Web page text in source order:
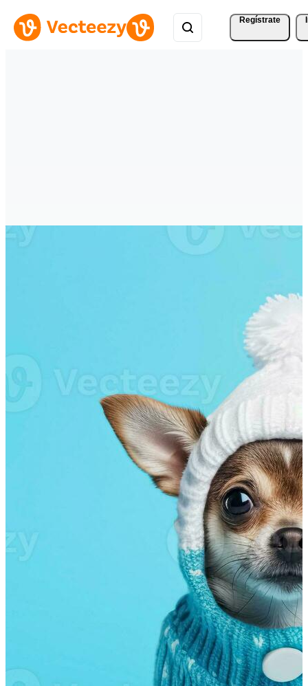
Regístrate